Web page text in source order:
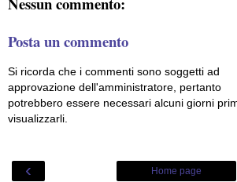
Posta un commento
Si ricorda che i commenti sono soggetti ad
approvazione dell'amministratore, pertanto
potrebbero essere necessari alcuni giorni
visualizzarli.
‹ Home page